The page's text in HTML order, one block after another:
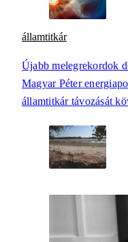
államtitkár
Újabb melegrekordok
Magyar Péter
államtitkár távozását